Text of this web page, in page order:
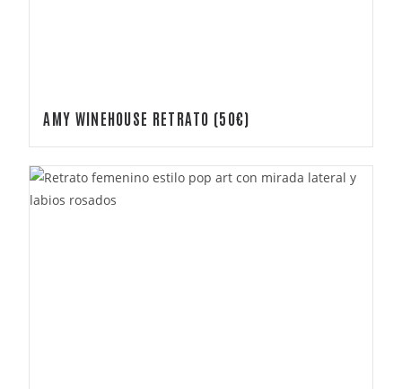
AMY WINEHOUSE RETRATO (50€)